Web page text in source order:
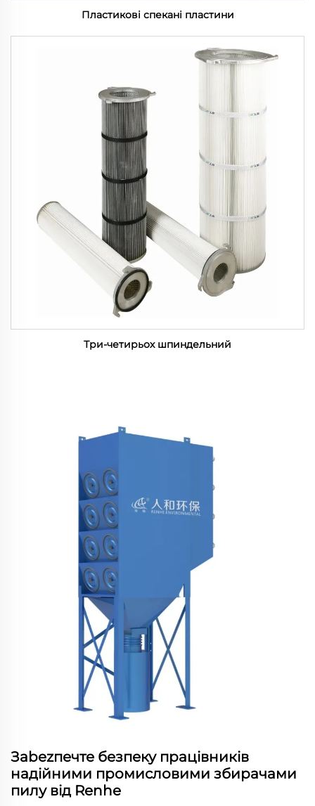
Пластикові спекані пластини
Три-четирьох шпиндельний
Зabezпечте безпеку працівників
надійними промисловими збирачами
пилу від Renhe